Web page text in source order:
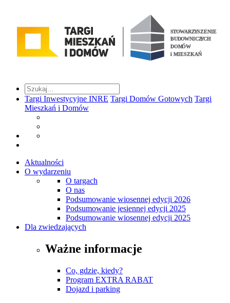
Targi Inwestycyjne INRE Targi Domów Gotowych Targi
Mieszkań i Domów
Aktualności
O wydarzeniu
O targach
O nas
Podsumowanie wiosennej edycji 2026
Podsumowanie jesiennej edycji 2025
Podsumowanie wiosennej edycji 2025
Dla zwiedzających
Ważne informacje
Co, gdzie, kiedy?
Program EXTRA RABAT
Dojazd i parking